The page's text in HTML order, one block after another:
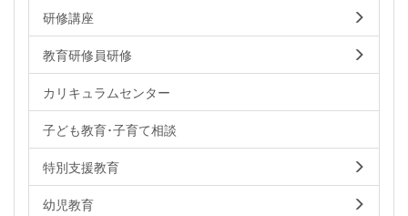
研修講座
教育研修員研修
カリキュラムセンター
子ども教育･子育て相談
特別支援教育
幼児教育